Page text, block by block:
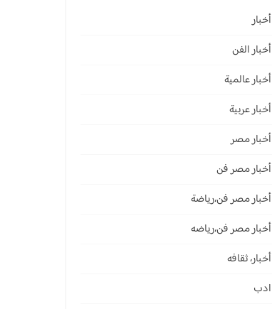
أخبار
أخبار الفن
أخبار عالمية
أخبار عربية
أخبار مصر
أخبار مصر فن
أخبار مصر فن،رياضة
أخبار مصر فن،رياضه
أخبار، ثقافه
ادب